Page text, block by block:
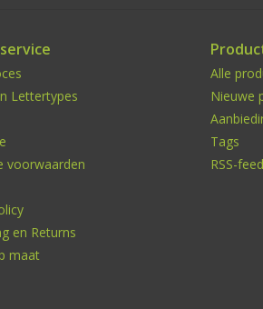
Lettertypes
voorwaarden
en Returns
maat
Alle
Nieuwe
Tags
RSS-feed